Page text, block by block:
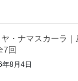
・ナマスカーラ｜
7回
年8月4日